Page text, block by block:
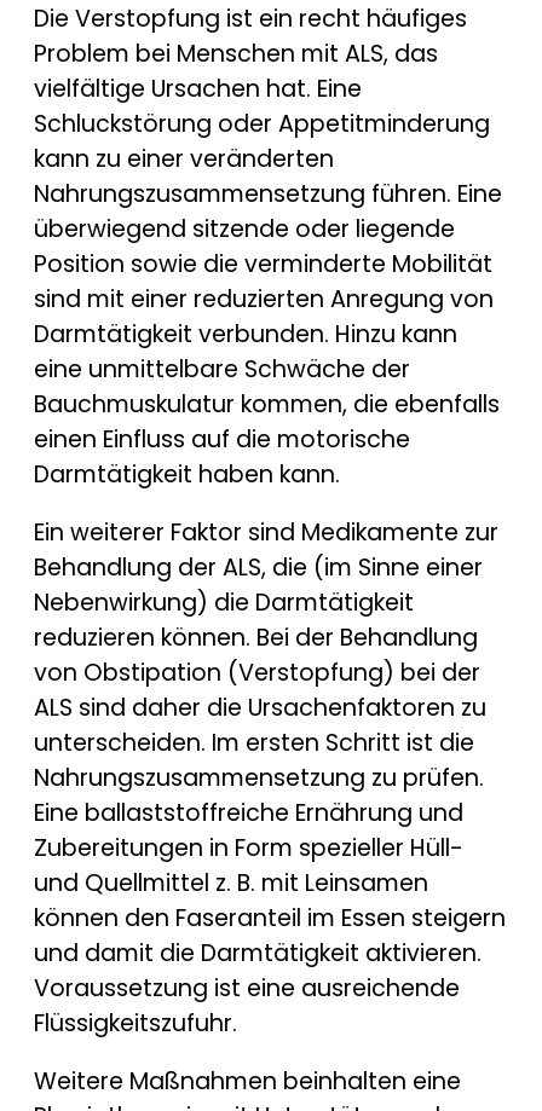
Die Verstopfung ist ein recht häufiges
Problem bei Menschen mit ALS, das
vielfältige Ursachen hat. Eine
Schluckstörung oder Appetitminderung
kann zu einer veränderten
Nahrungszusammensetzung führen. Eine
überwiegend sitzende oder liegende
Position sowie die verminderte Mobilität
sind mit einer reduzierten Anregung von
Darmtätigkeit verbunden. Hinzu kann
eine unmittelbare Schwäche der
Bauchmuskulatur kommen, die ebenfalls
einen Einfluss auf die motorische
Darmtätigkeit haben kann.
Ein weiterer Faktor sind Medikamente zur
Behandlung der ALS, die (im Sinne einer
Nebenwirkung) die Darmtätigkeit
reduzieren können. Bei der Behandlung
von Obstipation (Verstopfung) bei der
ALS sind daher die Ursachenfaktoren zu
unterscheiden. Im ersten Schritt ist die
Nahrungszusammensetzung zu prüfen.
Eine ballaststoffreiche Ernährung und
Zubereitungen in Form spezieller Hüll-
und Quellmittel z. B. mit Leinsamen
können den Faseranteil im Essen steigern
und damit die Darmtätigkeit aktivieren.
Voraussetzung ist eine ausreichende
Flüssigkeitszufuhr.
Weitere Maßnahmen beinhalten eine